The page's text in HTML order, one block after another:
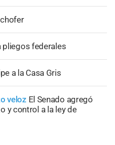
pliegos federales
a la Casa Gris
veloz El Senado agregó
y control a la ley de